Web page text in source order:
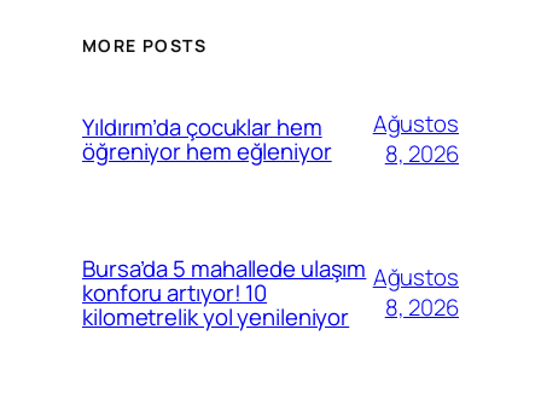
MORE POSTS
Yıldırım’da çocuklar hem
öğreniyor hem eğleniyor
Ağustos
8, 2026
Bursa’da 5 mahallede ulaşım
konforu artıyor! 10
kilometrelik yol yenileniyor
Ağustos
8, 2026